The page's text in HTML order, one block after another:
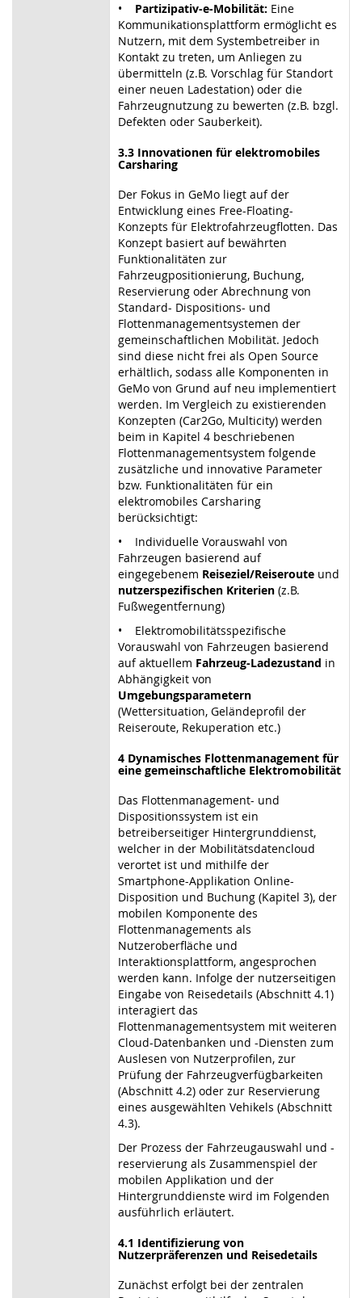
• Partizipativ-e-Mobilität: Eine
Kommunikationsplattform ermöglicht es
Nutzern, mit dem Systembetreiber in
Kontakt zu treten, um Anliegen zu
übermitteln (z.B. Vorschlag für Standort
einer neuen Ladestation) oder die
Fahrzeugnutzung zu bewerten (z.B. bzgl.
Defekten oder Sauberkeit).
3.3 Innovationen für elektromobiles
Carsharing
Der Fokus in GeMo liegt auf der
Entwicklung eines Free-Floating-
Konzepts für Elektrofahrzeugflotten. Das
Konzept basiert auf bewährten
Funktionalitäten zur
Fahrzeugpositionierung, Buchung,
Reservierung oder Abrechnung von
Standard- Dispositions- und
Flottenmanagementsystemen der
gemeinschaftlichen Mobilität. Jedoch
sind diese nicht frei als Open Source
erhältlich, sodass alle Komponenten in
GeMo von Grund auf neu implementiert
werden. Im Vergleich zu existierenden
Konzepten (Car2Go, Multicity) werden
beim in Kapitel 4 beschriebenen
Flottenmanagementsystem folgende
zusätzliche und innovative Parameter
bzw. Funktionalitäten für ein
elektromobiles Carsharing
berücksichtigt:
• Individuelle Vorauswahl von
Fahrzeugen basierend auf
eingegebenem Reiseziel/Reiseroute und
nutzerspezifischen Kriterien (z.B.
Fußwegentfernung)
• Elektromobilitätsspezifische
Vorauswahl von Fahrzeugen basierend
auf aktuellem Fahrzeug-Ladezustand in
Abhängigkeit von
Umgebungsparametern
(Wettersituation, Geländeprofil der
Reiseroute, Rekuperation etc.)
4 Dynamisches Flottenmanagement für
eine gemeinschaftliche Elektromobilität
Das Flottenmanagement- und
Dispositionssystem ist ein
betreiberseitiger Hintergrunddienst,
welcher in der Mobilitätsdatencloud
verortet ist und mithilfe der
Smartphone-Applikation Online-
Disposition und Buchung (Kapitel 3), der
mobilen Komponente des
Flottenmanagements als
Nutzeroberfläche und
Interaktionsplattform, angesprochen
werden kann. Infolge der nutzerseitigen
Eingabe von Reisedetails (Abschnitt 4.1)
interagiert das
Flottenmanagementsystem mit weiteren
Cloud-Datenbanken und -Diensten zum
Auslesen von Nutzerprofilen, zur
Prüfung der Fahrzeugverfügbarkeiten
(Abschnitt 4.2) oder zur Reservierung
eines ausgewählten Vehikels (Abschnitt
4.3).
Der Prozess der Fahrzeugauswahl und -
reservierung als Zusammenspiel der
mobilen Applikation und der
Hintergrunddienste wird im Folgenden
ausführlich erläutert.
4.1 Identifizierung von
Nutzerpräferenzen und Reisedetails
Zunächst erfolgt bei der zentralen